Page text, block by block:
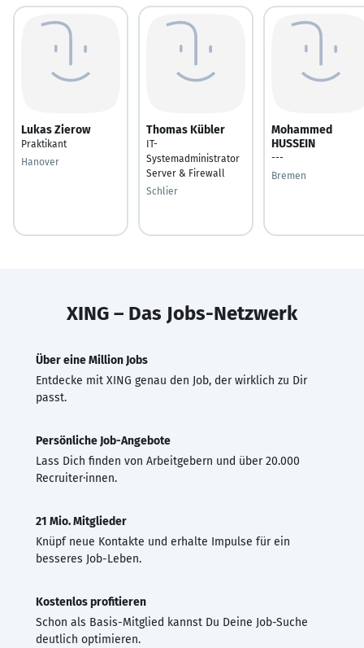
Lukas Zierow
Praktikant
Hanover
Thomas Kübler
IT-
Systemadministrator
Server & Firewall
Schlier
Mohammed
HUSSEIN
---
Bremen
XING – Das Jobs-Netzwerk
Über eine Million Jobs
Entdecke mit XING genau den Job, der wirklich zu Dir
passt.
Persönliche Job-Angebote
Lass Dich finden von Arbeitgebern und über 20.000
Recruiter·innen.
21 Mio. Mitglieder
Knüpf neue Kontakte und erhalte Impulse für ein
besseres Job-Leben.
Kostenlos profitieren
Schon als Basis-Mitglied kannst Du Deine Job-Suche
deutlich optimieren.